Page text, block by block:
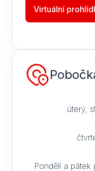
Virtuální
úterý,
Pondělí a